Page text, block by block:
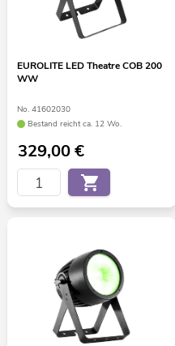
EUROLITE LED Theatre COB 200
WW
No. 41602030
Bestand reicht ca. 12 Wo.
329,00€